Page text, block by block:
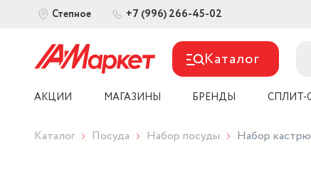
Степное +7 (996) 266-45-02
Каталог
АКЦИИ МАГАЗИНЫ БРЕНДЫ СПЛИТ-
Каталог Посуда Набор посуды Набор